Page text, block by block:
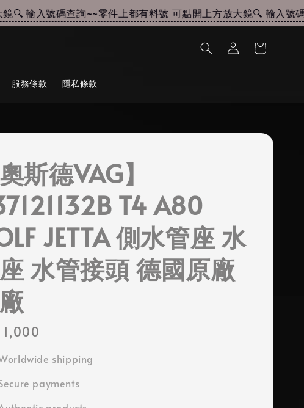
輸入號碼查詢~~零件上都有料號 可點開上方放大鏡🔍 輸入號碼
服務條款 隱私條款
奧斯德VAG】
T4 A80
JETTA 側水管座 水
水管接頭 德國原廠
1,000
shipping
payments